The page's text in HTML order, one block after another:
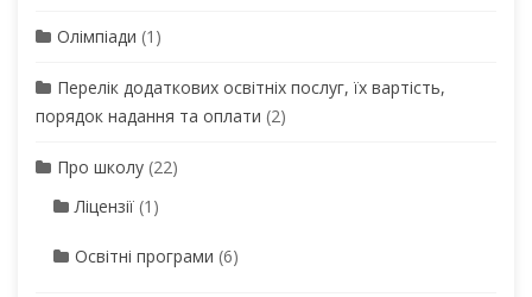
Олімпіади (1)
Перелік додаткових освітніх послуг, їх вартість,
порядок надання та оплати (2)
Про школу (22)
Ліцензії (1)
Освітні програми (6)